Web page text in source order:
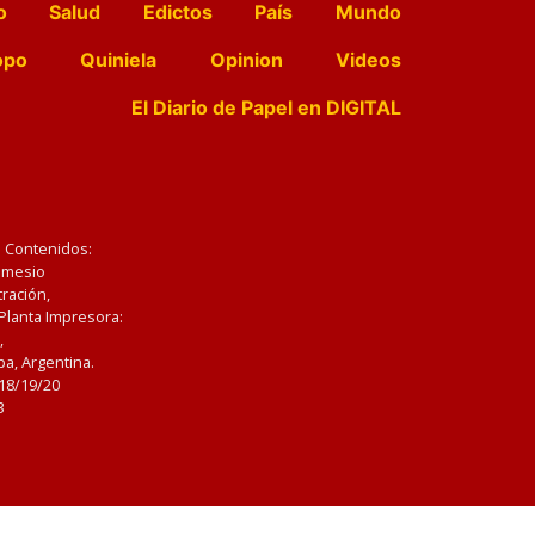
Salud Edictos País
Mundo
Quiniela Opinion
Videos
El Diario de Papel en DIGITAL
Impresora:
Argentina.
19/20